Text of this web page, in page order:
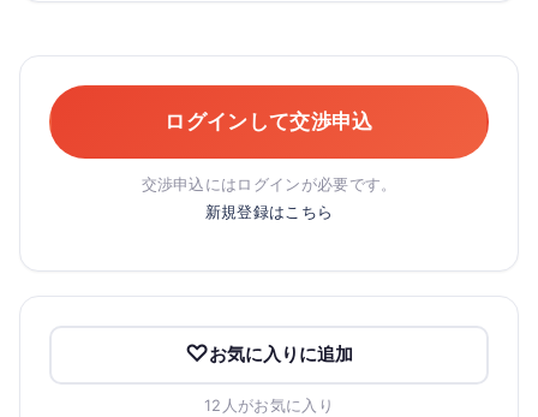
ログインして交渉申込
交渉申込にはログインが必要です。
新規登録はこちら
お気に入りに追加
12人がお気に入り